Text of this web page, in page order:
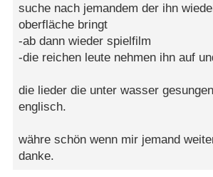
suche nach jemandem der ihn
oberfläche bringt
-ab dann wieder spielfilm
-die reichen leute nehmen ihn auf
die lieder die unter wasser
englisch.
währe schön wenn mir jemand
danke.